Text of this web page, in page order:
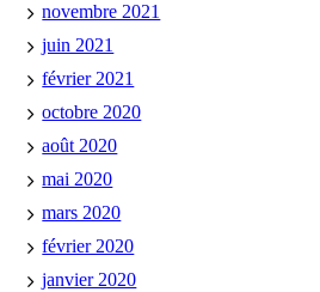
novembre 2021
juin 2021
février 2021
octobre 2020
août 2020
mai 2020
mars 2020
février 2020
janvier 2020